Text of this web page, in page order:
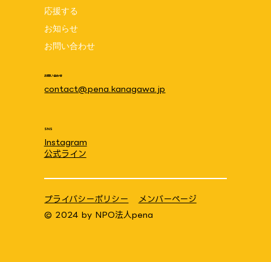
ゥンクプロジェクト
応援する
お知らせ
お問い合わせ
お問い合わせ
contact@pena.kanagawa.jp
SNS
Instagram
公式ライン
© 2024 by NPO法人pena
プライバシーポリシー メンバーページ